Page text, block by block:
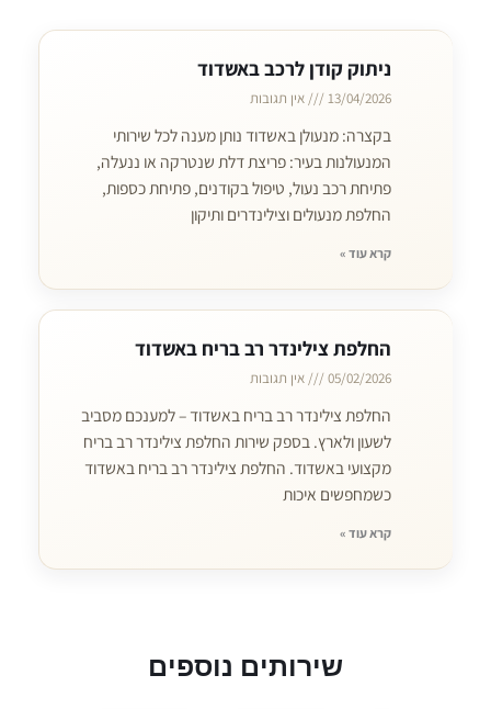
ניתוק קודן לרכב באשדוד
13/04/2026 אין תגובות
בקצרה: מנעולן באשדוד נותן מענה לכל שירותי
המנעולנות בעיר: פריצת דלת שנטרקה או ננעלה,
פתיחת רכב נעול, טיפול בקודנים, פתיחת כספות,
החלפת מנעולים וצילינדרים ותיקון
קרא עוד »
החלפת צילינדר רב בריח באשדוד
05/02/2026 אין תגובות
החלפת צילינדר רב בריח באשדוד – למענכם מסביב
לשעון ולארץ. בספק שירות החלפת צילינדר רב בריח
מקצועי באשדוד. החלפת צילינדר רב בריח באשדוד
כשמחפשים איכות
קרא עוד »
שירותים נוספים